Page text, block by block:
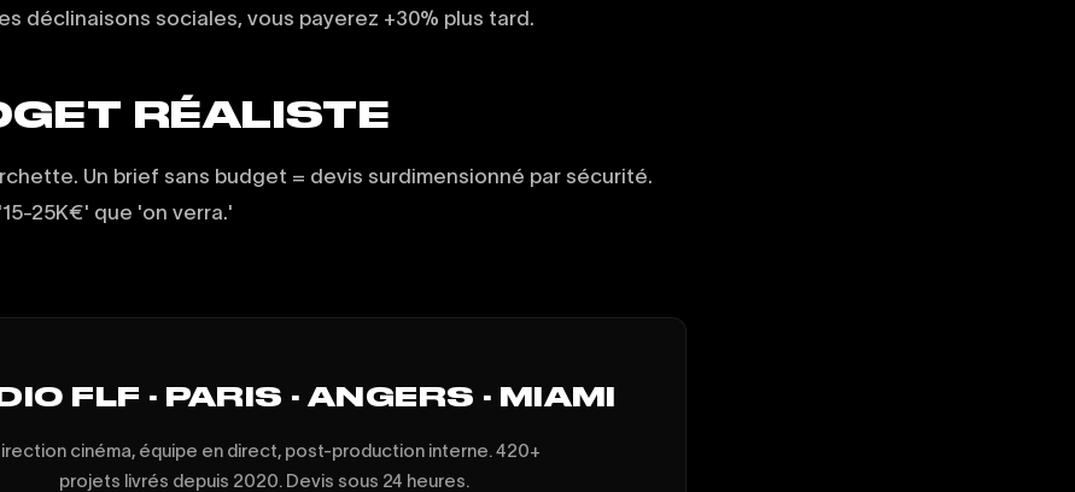
déclinaisons sociales, vous payerez +30% plus tard.
RÉALISTE
Un brief sans budget = devis surdimensionné par sécurité.
25K€' que 'on verra.'
FLF · PARIS · ANGERS · MIAMI
cinéma, équipe en direct, post-production interne. 420+
projets livrés depuis 2020. Devis sous 24 heures.